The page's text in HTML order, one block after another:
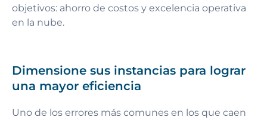
objetivos: ahorro de costos y excelencia operativa
en la nube.
Dimensione sus instancias para lograr
una mayor eficiencia
Uno de los errores más comunes en los que caen